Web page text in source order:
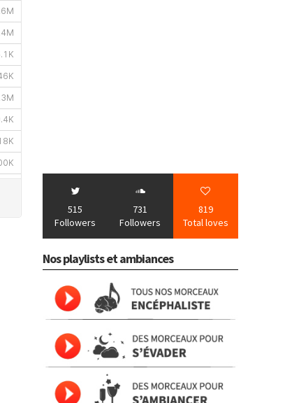
515
Followers
731
Followers
819
Total loves
Nos playlists et ambiances